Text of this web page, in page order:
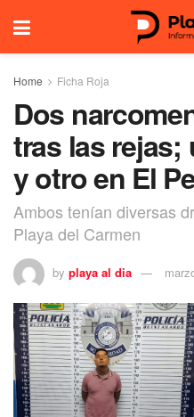
Home Ficha Roja
Dos
tras las rejas;
y otro en El
Ambos tenían diversas
Playa del Carmen
by playa al dia